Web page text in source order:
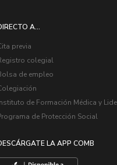
A...
previa
colegial
de empleo
de Formación Médica y
de Protección Social
LA APP COMB